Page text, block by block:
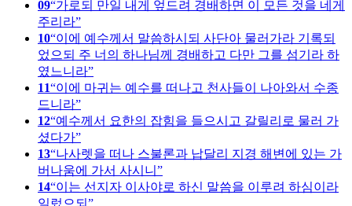
09 가로되 만일 내게 엎드려 경배하면 이 모든 것을 네게
주리라
10 이에 예수께서 말씀하시되 사단아 물러가라 기록되
었으되 주 너의 하나님께 경배하고 다만 그를 섬기라 하
였느니라
11 이에 마귀는 예수를 떠나고 천사들이 나아와서 수종
드니라
12 예수께서 요한의 잡힘을 들으시고 갈릴리로 물러 가
셨다가
13 나사렛을 떠나 스불론과 납달리 지경 해변에 있는 가
버나움에 가서 사시니
14 이는 선지자 이사야로 하신 말씀을 이루려 하심이라
일렀으되